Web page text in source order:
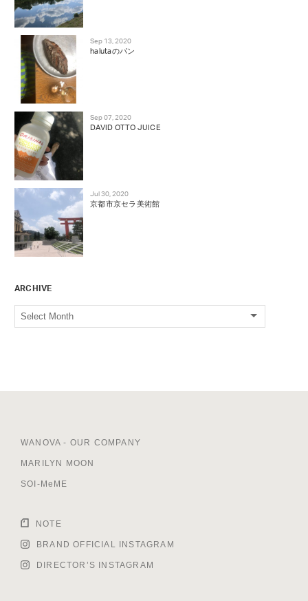
Sep 13, 2020
halutaのパン
Sep 07, 2020
DAVID OTTO JUICE
Jul 30, 2020
京都市京セラ美術館
ARCHIVE
WANOVA - OUR COMPANY
MARILYN MOON
SOI-MeME
NOTE
BRAND OFFICIAL INSTAGRAM
DIRECTOR’S INSTAGRAM